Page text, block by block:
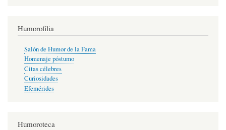
Humorofilia
Salón de Humor de la Fama
Homenaje póstumo
Citas célebres
Curiosidades
Efemérides
Humoroteca